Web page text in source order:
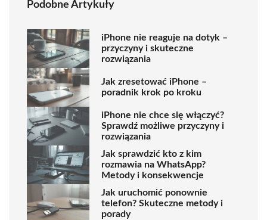
Podobne Artykuły
iPhone nie reaguje na dotyk –
przyczyny i skuteczne
rozwiązania
Jak zresetować iPhone –
poradnik krok po kroku
iPhone nie chce się włączyć?
Sprawdź możliwe przyczyny i
rozwiązania
Jak sprawdzić kto z kim
rozmawia na WhatsApp?
Metody i konsekwencje
Jak uruchomić ponownie
telefon? Skuteczne metody i
porady